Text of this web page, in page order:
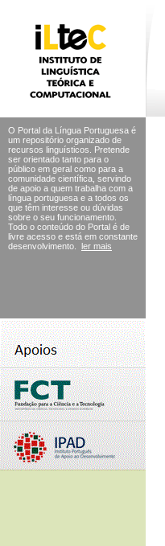
O Portal da Língua Portuguesa é
um repositório organizado de
recursos linguísticos. Pretende
ser orientado tanto para o
público em geral como para a
comunidade científica, servindo
de apoio a quem trabalha com a
língua portuguesa e a todos os
que têm interesse ou dúvidas
sobre o seu funcionamento.
Todo o conteúdo do Portal é de
livre acesso e está em constante
desenvolvimento.
ler mais